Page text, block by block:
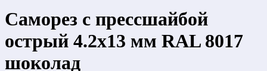
Саморез с прессшайбой
острый 4.2x13 мм RAL 8017
шоколад